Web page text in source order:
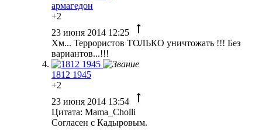
армагедон
+2
23 июня 2014 12:25
Хм... Террористов ТОЛЬКО уничтожать !!! Без
вариантов...!!!
1812 1945
+2
23 июня 2014 13:54
Цитата: Mama_Cholli
Согласен с Кадыровым.